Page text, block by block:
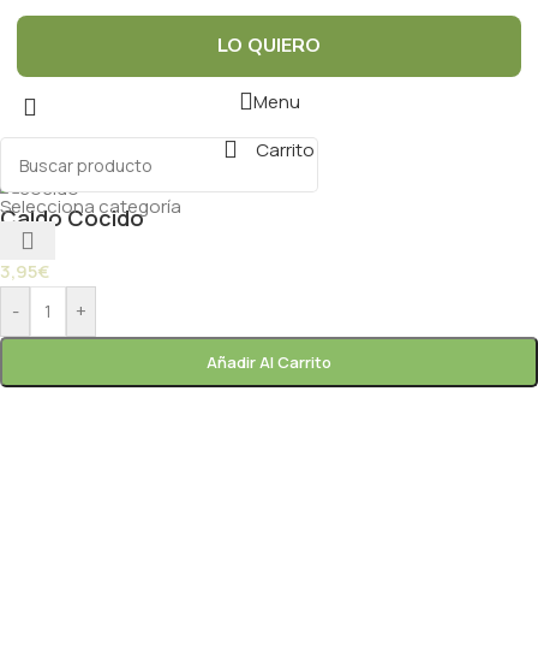
LO QUIERO
Selecciona categoría
Menu
Carrito
Caldo Cocido
3,95€
-
+
Añadir Al Carrito